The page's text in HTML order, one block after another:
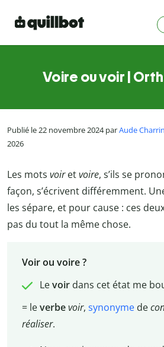
Voire ou voir |
Publié le 22 novembre 2024 parAude
2026
Les mots voiretvoire, s’ils se
façon, s’écrivent différemment.
les sépare, et pour cause : ces
pas du tout la même chose.
Voir ou voire ?
Levoir dans cet état me
= leverbevoir, synonymede
réaliser.